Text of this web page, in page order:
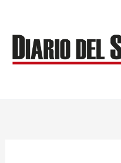
contenido